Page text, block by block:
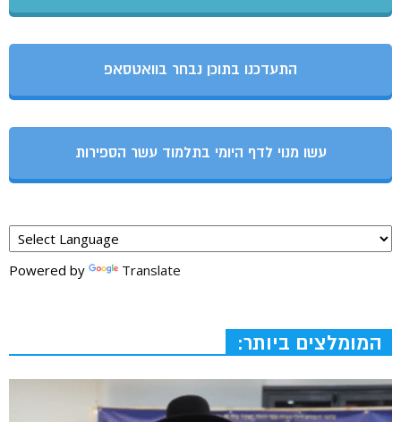
התעדכנו בתוכן נבחר בוואטסאפ
עשו מנוי לדף היומי בתלמוד עשר הספירות
Powered by Translate
המומלצים ביותר: